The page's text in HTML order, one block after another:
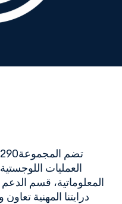
العمليات
المعلوماتية، قسم
درايتنا المهنية